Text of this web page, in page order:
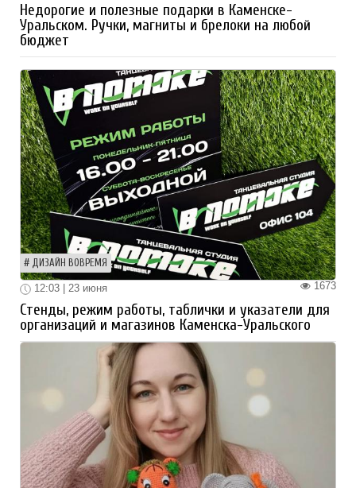
Недорогие и полезные подарки в Каменске-
Уральском. Ручки, магниты и брелоки на любой
бюджет
ДИЗАЙН ВОВРЕМЯ
1673
12:03 | 23 июня
Стенды, режим работы, таблички и указатели для
организаций и магазинов Каменска-Уральского